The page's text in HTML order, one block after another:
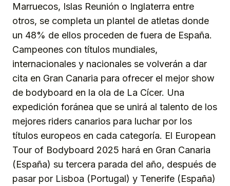
Marruecos, Islas Reunión o Inglaterra entre
otros, se completa un plantel de atletas donde
un 48% de ellos proceden de fuera de España.
Campeones con títulos mundiales,
internacionales y nacionales se volverán a dar
cita en Gran Canaria para ofrecer el mejor show
de bodyboard en la ola de La Cícer. Una
expedición foránea que se unirá al talento de los
mejores riders canarios para luchar por los
títulos europeos en cada categoría. El European
Tour of Bodyboard 2025 hará en Gran Canaria
(España) su tercera parada del año, después de
pasar por Lisboa (Portugal) y Tenerife (España)